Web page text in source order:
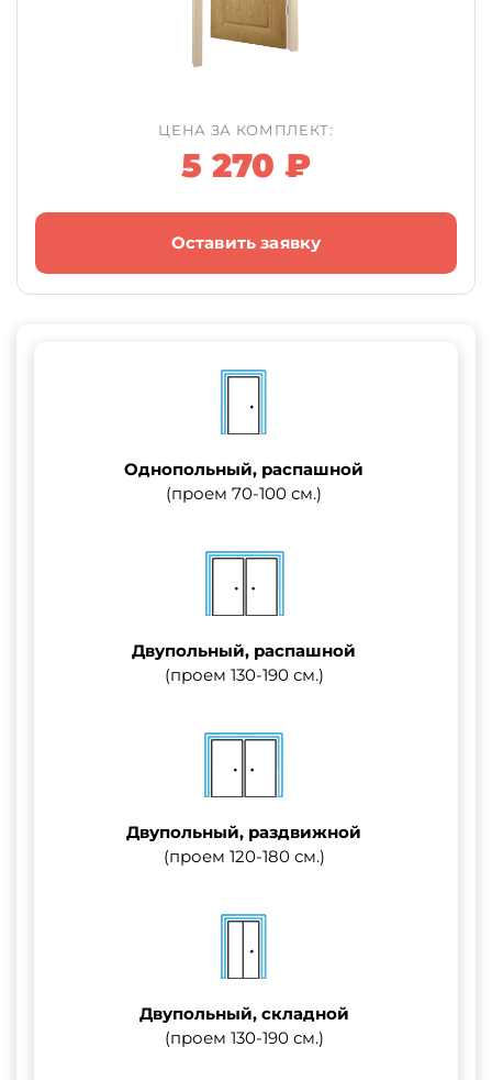
ЦЕНА ЗА КОМПЛЕКТ:
5 270 ₽
Оставить заявку
Однопольный, распашной
(проем 70-100 см.)
Двупольный, распашной
(проем 130-190 см.)
Двупольный, раздвижной
(проем 120-180 см.)
Двупольный, складной
(проем 130-190 см.)